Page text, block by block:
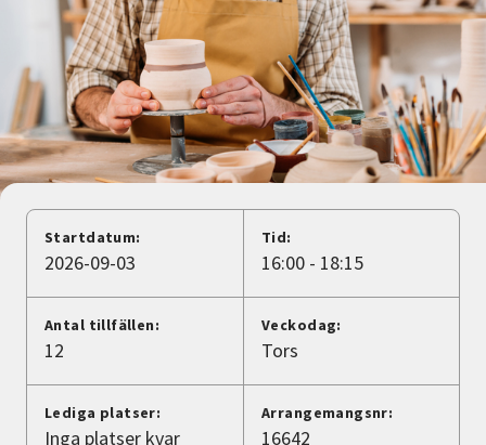
Om SV
Starta studiecirkel
Cirkelledare
Nyheter
Avdelningar
Lyssna
Startdatum:
2026-09-03
Tid:
16:00 - 18:15
Antal tillfällen:
12
Veckodag:
Tors
Lediga platser:
Inga platser kvar
Arrangemangsnr:
16642